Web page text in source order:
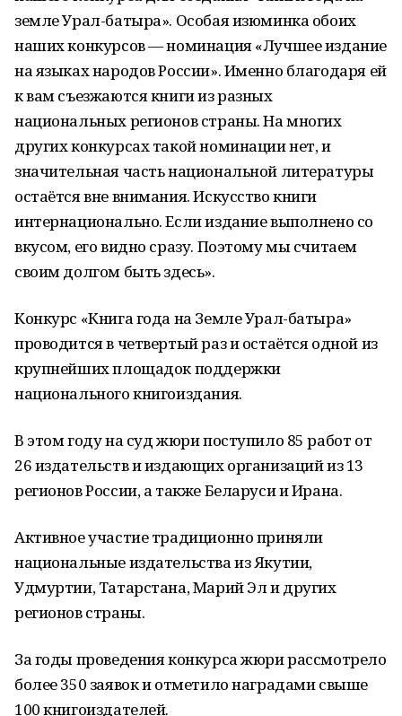
земле Урал-батыра». Особая изюминка обоих
наших конкурсов — номинация «Лучшее издание
на языках народов России». Именно благодаря ей
к вам съезжаются книги из разных
национальных регионов страны. На многих
других конкурсах такой номинации нет, и
значительная часть национальной литературы
остаётся вне внимания. Искусство книги
интернационально. Если издание выполнено со
вкусом, его видно сразу. Поэтому мы считаем
своим долгом быть здесь».
Конкурс «Книга года на Земле Урал-батыра»
проводится в четвертый раз и остаётся одной из
крупнейших площадок поддержки
национального книгоиздания.
В этом году на суд жюри поступило 85 работ от
26 издательств и издающих организаций из 13
регионов России, а также Беларуси и Ирана.
Активное участие традиционно приняли
национальные издательства из Якутии,
Удмуртии, Татарстана, Марий Эл и других
регионов страны.
За годы проведения конкурса жюри рассмотрело
более 350 заявок и отметило наградами свыше
100 книгоиздателей.